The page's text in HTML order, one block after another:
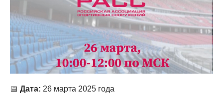
📅 Дата: 26 марта 2025 года